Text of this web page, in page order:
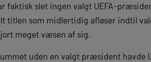
faktisk slet ingen valgt UEFA-
titlen som midlertidig afløser indtil
meget væsen af sig.
uden en valgt præsident havde